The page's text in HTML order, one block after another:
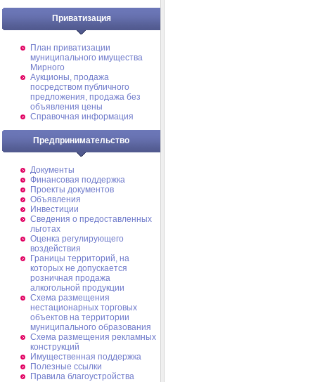
Приватизация
План приватизации
муниципального имущества
Мирного
Аукционы, продажа
посредством публичного
предложения, продажа без
объявления цены
Справочная информация
Предпринимательство
Документы
Финансовая поддержка
Проекты документов
Объявления
Инвестиции
Сведения о предоставленных
льготах
Оценка регулирующего
воздействия
Границы территорий, на
которых не допускается
розничная продажа
алкогольной продукции
Схема размещения
нестационарных торговых
объектов на территории
муниципального образования
Схема размещения рекламных
конструкций
Имущественная поддержка
Полезные ссылки
Правила благоустройства